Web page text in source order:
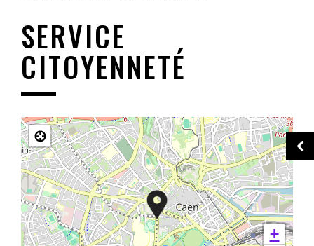
D'ARIANE
SERVICE
CITOYENNETÉ
+